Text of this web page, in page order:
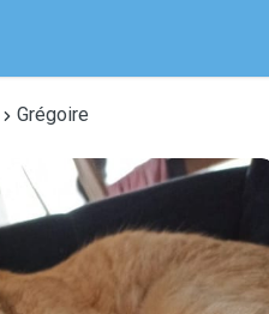
Grégoire